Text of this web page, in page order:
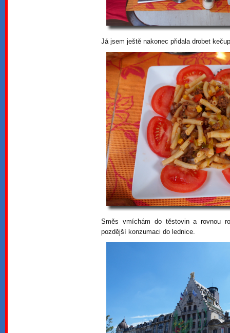
Já jsem ještě nakonec přidala drobet
Směs vmíchám do těstovin a rovnou
pozdější konzumaci do lednice.